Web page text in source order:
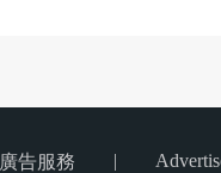
廣告服務 |